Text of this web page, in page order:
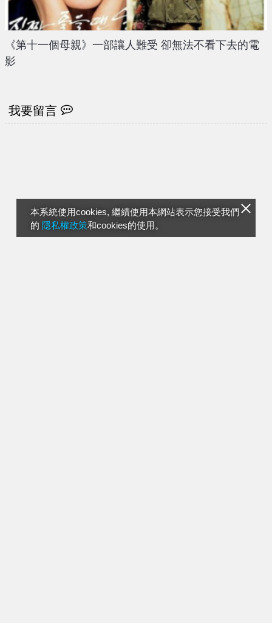
本系統使用cookies, 繼續使用本網站表示您接受我們
的 隱私權政策和cookies的使用。
《第十一個母親》一部讓人難受 卻無法不看下去的電
影
我要留言